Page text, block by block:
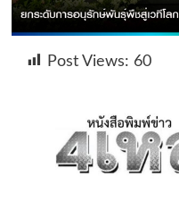
Post Views: 60